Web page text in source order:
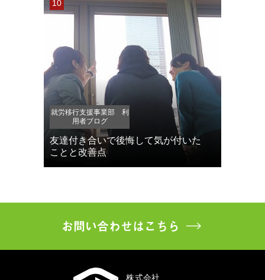
就労移行支援事業部 利
用者ブログ
友達付き合いで後悔して気が付いた
ことと改善点
お問い合わせはこちら